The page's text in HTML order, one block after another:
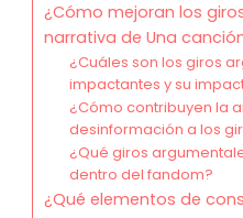
¿Cómo mejoran los
narrativa de Una
¿Cuáles son los giros
impactantes y su
¿Cómo contribuyen la
desinformación a los
¿Qué giros
dentro del fandom?
¿Qué elementos de